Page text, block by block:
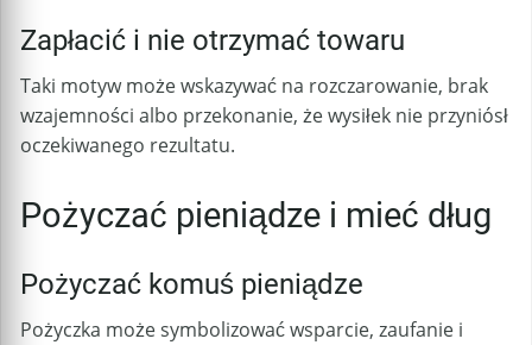
Zapłacić i nie otrzymać towaru
Taki motyw może wskazywać na rozczarowanie, brak
wzajemności albo przekonanie, że wysiłek nie przyniósł
oczekiwanego rezultatu.
Pożyczać pieniądze i mieć dług
Pożyczać komuś pieniądze
Pożyczka może symbolizować wsparcie, zaufanie i